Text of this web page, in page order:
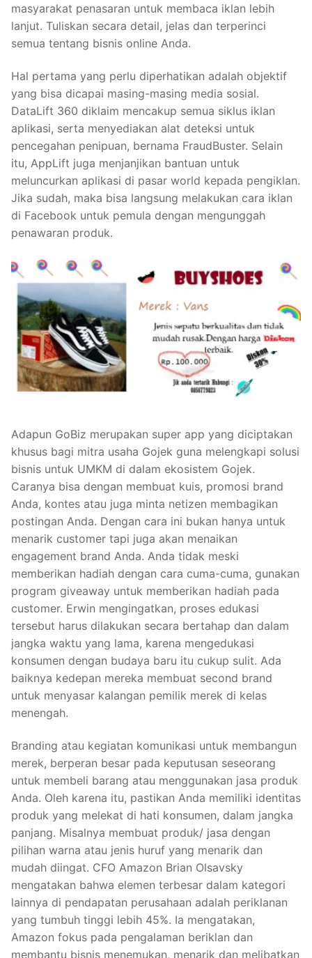
masyarakat penasaran untuk membaca iklan lebih
lanjut. Tuliskan secara detail, jelas dan terperinci
semua tentang bisnis online Anda.
Hal pertama yang perlu diperhatikan adalah objektif
yang bisa dicapai masing-masing media sosial.
DataLift 360 diklaim mencakup semua siklus iklan
aplikasi, serta menyediakan alat deteksi untuk
pencegahan penipuan, bernama FraudBuster. Selain
itu, AppLift juga menjanjikan bantuan untuk
meluncurkan aplikasi di pasar world kepada pengiklan.
Jika sudah, maka bisa langsung melakukan cara iklan
di Facebook untuk pemula dengan mengunggah
penawaran produk.
Adapun GoBiz merupakan super app yang diciptakan
khusus bagi mitra usaha Gojek guna melengkapi solusi
bisnis untuk UMKM di dalam ekosistem Gojek.
Caranya bisa dengan membuat kuis, promosi brand
Anda, kontes atau juga minta netizen membagikan
postingan Anda. Dengan cara ini bukan hanya untuk
menarik customer tapi juga akan menaikan
engagement brand Anda. Anda tidak meski
memberikan hadiah dengan cara cuma-cuma, gunakan
program giveaway untuk memberikan hadiah pada
customer. Erwin mengingatkan, proses edukasi
tersebut harus dilakukan secara bertahap dan dalam
jangka waktu yang lama, karena mengedukasi
konsumen dengan budaya baru itu cukup sulit. Ada
baiknya kedepan mereka membuat second brand
untuk menyasar kalangan pemilik merek di kelas
menengah.
Branding atau kegiatan komunikasi untuk membangun
merek, berperan besar pada keputusan seseorang
untuk membeli barang atau menggunakan jasa produk
Anda. Oleh karena itu, pastikan Anda memiliki identitas
produk yang melekat di hati konsumen, dalam jangka
panjang. Misalnya membuat produk/ jasa dengan
pilihan warna atau jenis huruf yang menarik dan
mudah diingat. CFO Amazon Brian Olsavsky
mengatakan bahwa elemen terbesar dalam kategori
lainnya di pendapatan perusahaan adalah periklanan
yang tumbuh tinggi lebih 45%. Ia mengatakan,
Amazon fokus pada pengalaman beriklan dan
membantu bisnis menemukan, menarik dan melibatkan